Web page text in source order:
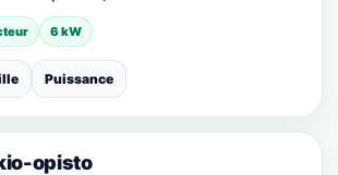
6 kW
Puissance
opisto